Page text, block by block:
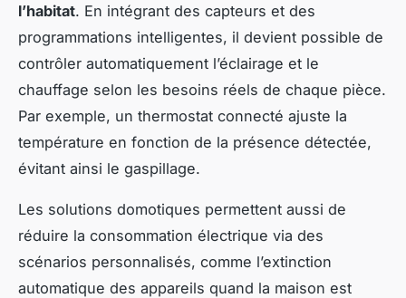
l’habitat. En intégrant des capteurs et des
programmations intelligentes, il devient possible de
contrôler automatiquement l’éclairage et le
chauffage selon les besoins réels de chaque pièce.
Par exemple, un thermostat connecté ajuste la
température en fonction de la présence détectée,
évitant ainsi le gaspillage.
Les solutions domotiques permettent aussi de
réduire la consommation électrique via des
scénarios personnalisés, comme l’extinction
automatique des appareils quand la maison est